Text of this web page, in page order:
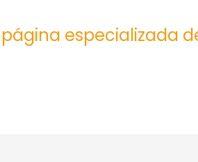
especializada